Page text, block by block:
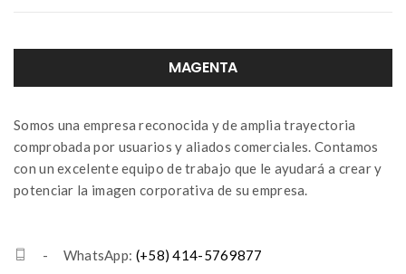
MAGENTA
Somos una empresa reconocida y de amplia trayectoria
comprobada por usuarios y aliados comerciales. Contamos
con un excelente equipo de trabajo que le ayudará a crear y
potenciar la imagen corporativa de su empresa.
- WhatsApp: (+58) 414-5769877